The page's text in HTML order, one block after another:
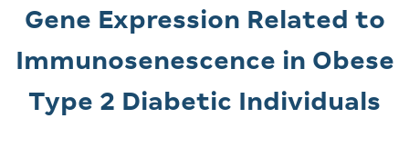
Gene Expression Related to
Immunosenescence in Obese
Type 2 Diabetic Individuals